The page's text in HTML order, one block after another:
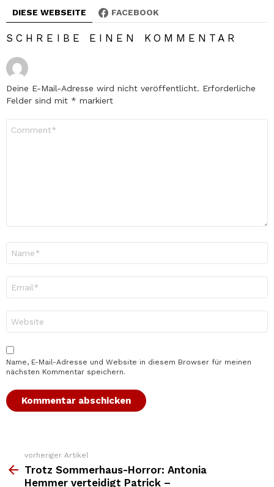
DIESE WEBSEITE FACEBOOK
SCHREIBE EINEN KOMMENTAR
Deine E-Mail-Adresse wird nicht veröffentlicht. Erforderliche
Felder sind mit * markiert
Mail-
Adresse
*
Name, E-Mail-Adresse und Website in diesem Browser für meinen
nächsten Kommentar speichern.
Weitere
Top
News
vorheriger Artikel
Trotz Sommerhaus-Horror: Antonia
Hemmer verteidigt Patrick –